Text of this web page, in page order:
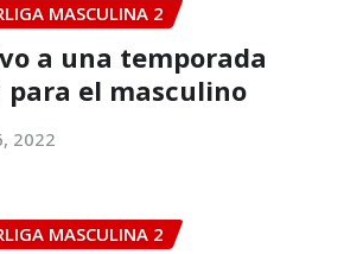
MASCULINA 2
a una temporada
para el masculino
2022
MASCULINA 2